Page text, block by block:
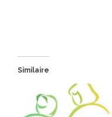
Similaire